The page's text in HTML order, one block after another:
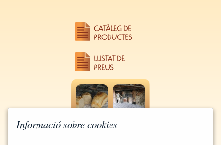
CATÀLEG DE
PRODUCTES
LLISTAT DE
PREUS
Informació sobre cookies